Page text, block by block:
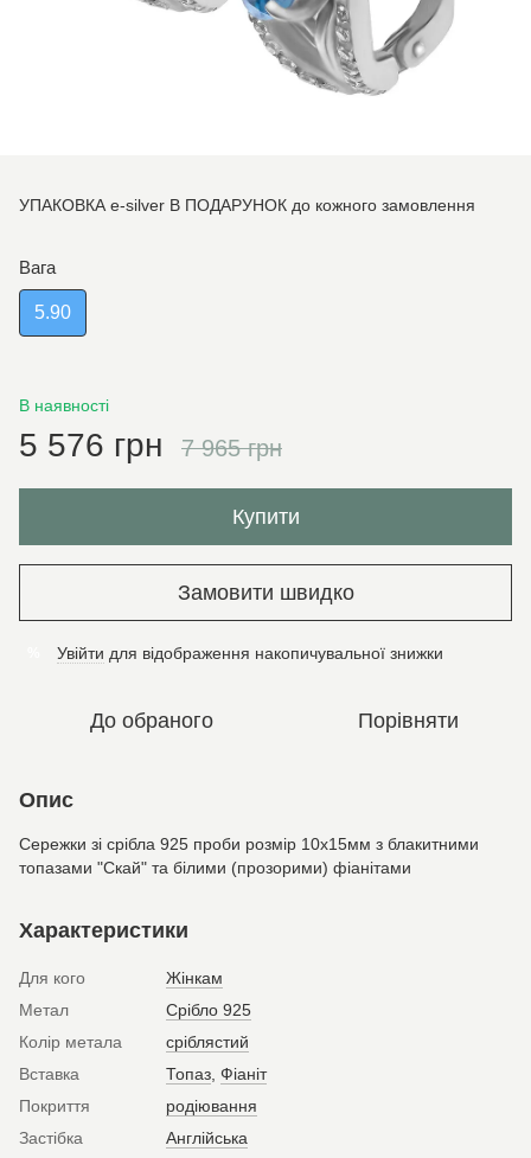
УПАКОВКА e-silver В ПОДАРУНОК до кожного замовлення
Вага
5.90
В наявності
5 576 грн 7 965 грн
Купити
Замовити швидко
Увійти для відображення накопичувальної знижки
До обраного Порівняти
Опис
Сережки зі срібла 925 проби розмір 10х15мм з блакитними
топазами "Скай" та білими (прозорими) фіанітами
Характеристики
Для кого
Жінкам
Метал
Срібло 925
Колір метала
сріблястий
Вставка
Топаз Фіаніт
Покриття
родіювання
Застібка
Англійська